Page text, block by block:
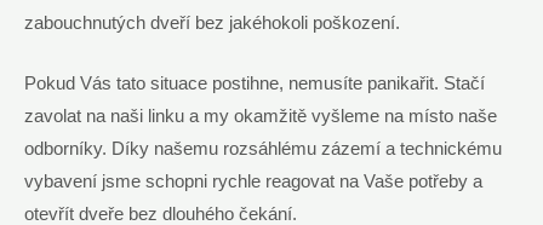
zabouchnutých dveří bez jakéhokoli poškození.
Pokud Vás tato situace postihne, nemusíte panikařit. Stačí
zavolat na naši linku a my okamžitě vyšleme na místo naše
odborníky. Díky našemu rozsáhlému zázemí a technickému
vybavení jsme schopni rychle reagovat na Vaše potřeby a
otevřít dveře bez dlouhého čekání.